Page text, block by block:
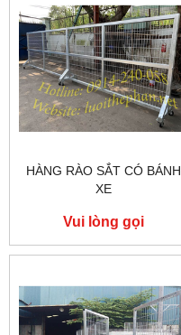
HÀNG RÀO SẮT CÓ BÁNH
XE
Vui lòng gọi